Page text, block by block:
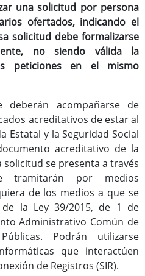
una solicitud por persona
ofertados, indicando el
solicitud debe formalizarse
no siendo válida la
peticiones en el mismo
acompañarse de
acreditativos de estar al
Estatal y la Seguridad Social
acreditativo de la
se presenta a través
tramitarán por medios
de los medios a que se
la Ley 39/2015, de 1 de
Administrativo Común de
Podrán utilizarse
que interactúen
de Registros (SIR).